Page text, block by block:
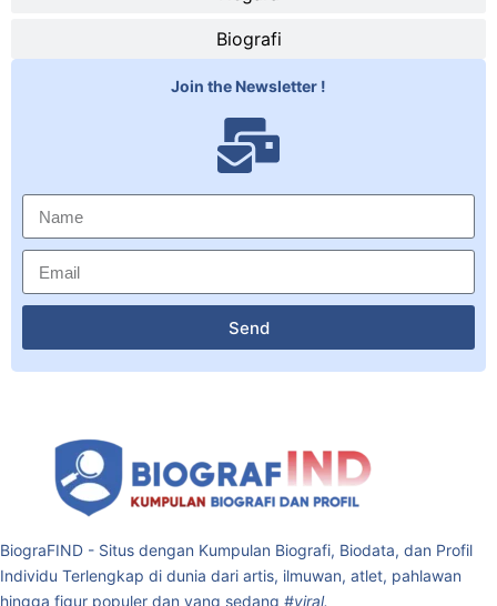
Biografi
Join the Newsletter !
Send
BiograFIND - Situs dengan Kumpulan Biografi, Biodata, dan Profil
Individu Terlengkap di dunia dari artis, ilmuwan, atlet, pahlawan
hingga figur populer dan yang sedang #viral.